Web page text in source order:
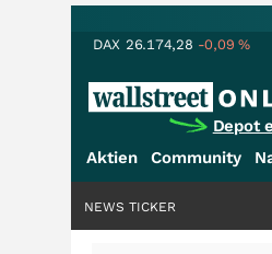
DAX 26.174,28 -0,09%
Depot
Aktien Community
NEWS TICKER